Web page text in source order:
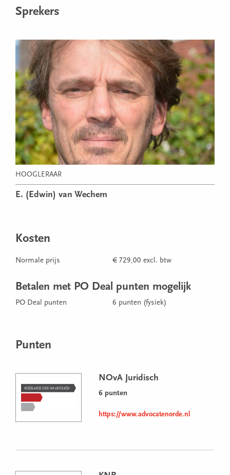
Sprekers
HOOGLERAAR
E. (Edwin) van Wechem
Kosten
Normale prijs € 729,00 excl. btw
Betalen met PO Deal punten mogelijk
PO Deal punten 6 punten (fysiek)
Punten
NOvA Juridisch
6 punten
https://www.advocatenorde.nl